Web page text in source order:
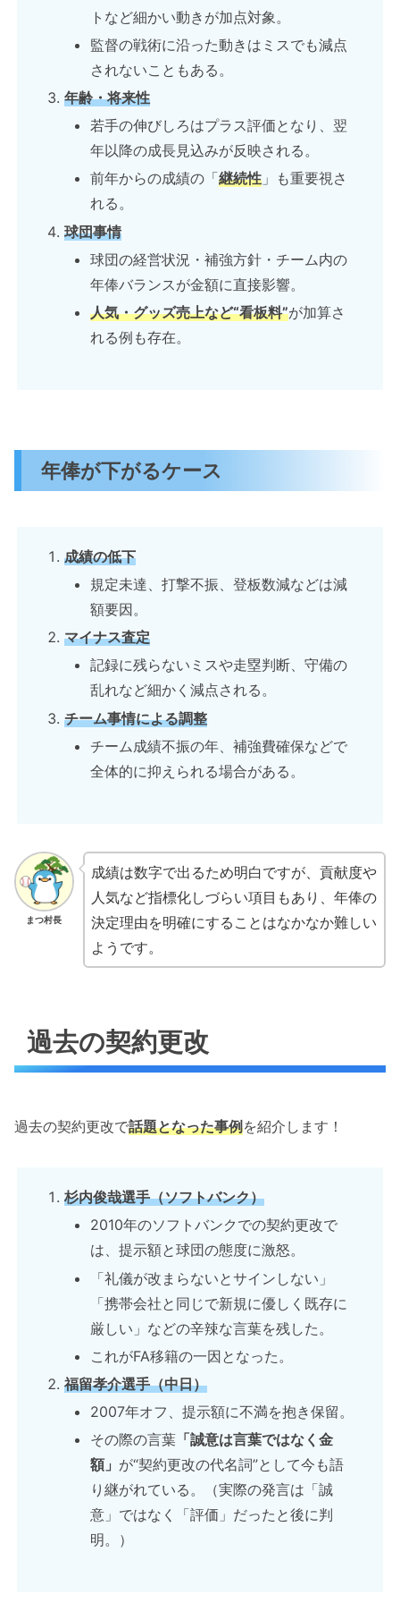
トなど細かい動きが加点対象。
監督の戦術に沿った動きはミスでも減点
されないこともある。
年齢・将来性
若手の伸びしろはプラス評価となり、翌
年以降の成長見込みが反映される。
前年からの成績の「継続性 」も重要視さ
れる。
球団事情
球団の経営状況・補強方針・チーム内の
年俸バランスが金額に直接影響。
人気・グッズ売上など“看板料”が加算さ
れる例も存在。
年俸が下がるケース
成績の低下
規定未達、打撃不振、登板数減などは減
額要因。
マイナス査定
記録に残らないミスや走塁判断、守備の
乱れなど細かく減点される。
チーム事情による調整
チーム成績不振の年、補強費確保などで
全体的に抑えられる場合がある。
まつ村長
成績は数字で出るため明白ですが、貢献度や
人気など指標化しづらい項目もあり、年俸の
決定理由を明確にすることはなかなか難しい
ようです。
過去の契約更改
過去の契約更改で話題となった事例を紹介します！
杉内俊哉選手（ソフトバンク）
2010年のソフトバンクでの契約更改で
は、提示額と球団の態度に激怒。
「礼儀が改まらないとサインしない」
「携帯会社と同じで新規に優しく既存に
厳しい」などの辛辣な言葉を残した。
これがFA移籍の一因となった。
福留孝介選手（中日）
2007年オフ、提示額に不満を抱き保留。
その際の言葉 「誠意は言葉ではなく金
額」 が“契約更改の代名詞”として今も語
り継がれている。（実際の発言は「誠
意」ではなく「評価」だったと後に判
明。）